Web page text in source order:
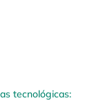
tecnológicas: